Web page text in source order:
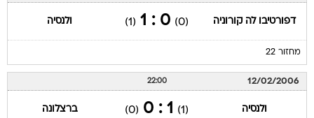
דפורטיבו לה קורוניה (0)
0 : 1
(1) ולנסיה
מחזור 22
12/02/2006
22:00
ולנסיה (1)
1 : 0
(0) ברצלונה